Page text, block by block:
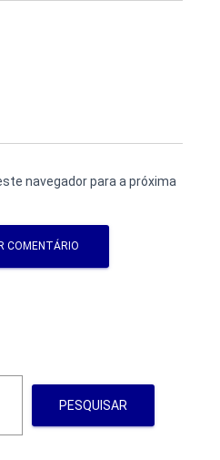
navegador para a próxima
PESQUISAR